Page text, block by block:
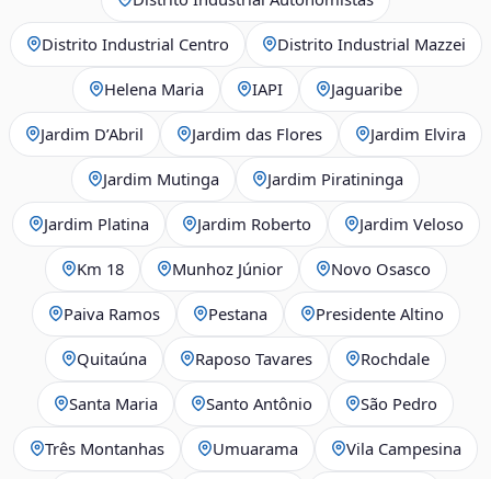
Distrito Industrial Centro Distrito Industrial Mazzei
Helena Maria IAPI Jaguaribe
Jardim D’Abril Jardim das Flores Jardim Elvira
Jardim Mutinga Jardim Piratininga
Jardim Platina Jardim Roberto Jardim Veloso
Km 18 Munhoz Júnior Novo Osasco
Paiva Ramos Pestana Presidente Altino
Quitaúna Raposo Tavares Rochdale
Santa Maria Santo Antônio São Pedro
Três Montanhas Umuarama Vila Campesina